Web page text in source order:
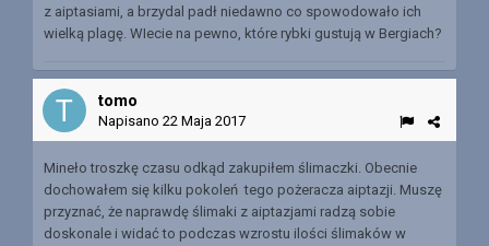
z aiptasiami, a brzydal padł niedawno co spowodowało ich
wielką plagę. WIecie na pewno, które rybki gustują w Bergiach?
tomo
Napisano 22 Maja 2017
Mineło troszkę czasu odkąd zakupiłem ślimaczki. Obecnie
dochowałem się kilku pokoleń tego pożeracza aiptazji. Muszę
przyznać, że naprawdę ślimaki z aiptazjami radzą sobie
doskonale i widać to podczas wzrostu ilości ślimaków w